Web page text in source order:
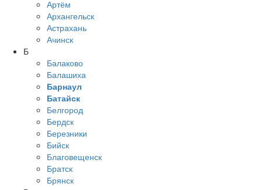
Артём
Архангельск
Астрахань
Ачинск
Б
Балаково
Балашиха
Барнаул
Батайск
Белгород
Бердск
Березники
Бийск
Благовещенск
Братск
Брянск